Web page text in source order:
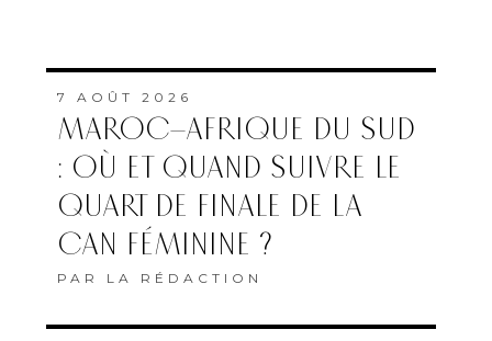
QUART DE FINALE DE LA
CAN FÉMININE ?
PARLA RÉDACTION
7 AOÛT 2026
L’ONMT RENFORCE
L’ATTRACTIVITÉ DES
RÉGIONS GRÂCE À UNE